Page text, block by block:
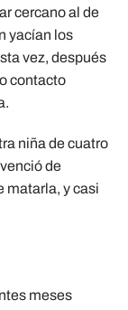
cercano al de
yacían los
vez, después
contacto
niña de cuatro
de
matarla, y casi
meses